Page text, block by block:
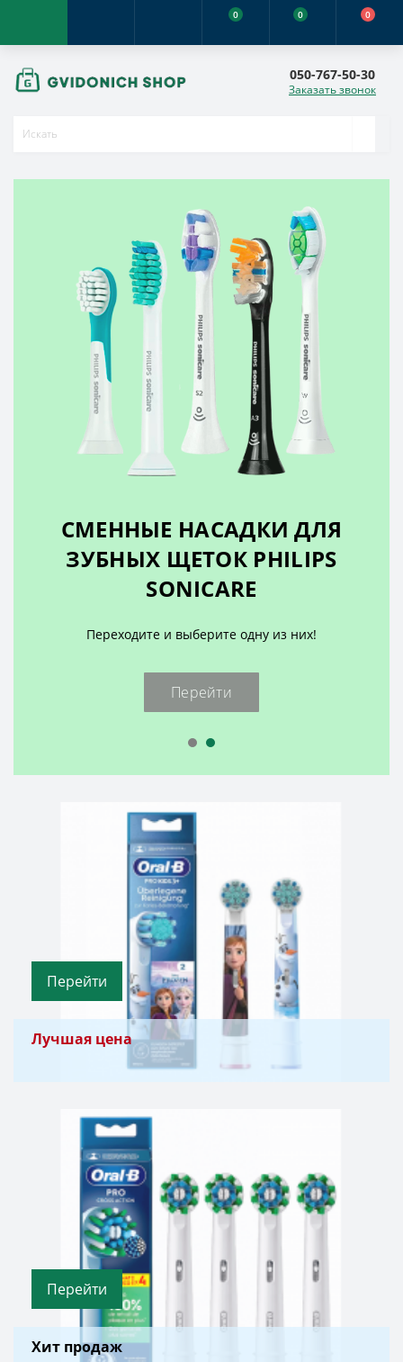
0 0 0
050-767-50-30
Заказать звонок
СМЕННЫЕ НАСАДКИ ДЛЯ
ЗУБНЫХ ЩЕТОК PHILIPS
SONICARE
Переходите и выберите одну из них!
Перейти
Перейти
Лучшая цена
Перейти
Хит продаж